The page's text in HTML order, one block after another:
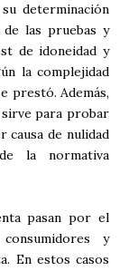
determinación
de las pruebas y
de idoneidad y
la complejidad
prestó. Además,
para probar
causa de nulidad
la normativa
pasan por el
y
En estos casos